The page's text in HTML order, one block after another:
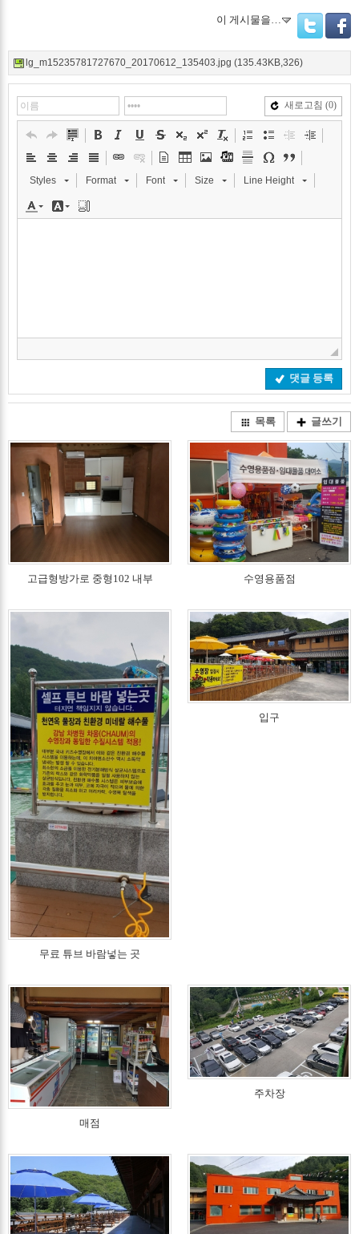
이 게시물을…
Twitter
lg_m15235781727670_20170612_135403.jpg (135.43KB,326)
새로고침 (0)
Styles Format Font Size Line Height
댓글 등록
목록 글쓰기
고급형방가로 중형102 내부 수영용품점
무료 튜브 바람넣는 곳
입구
매점
주차장